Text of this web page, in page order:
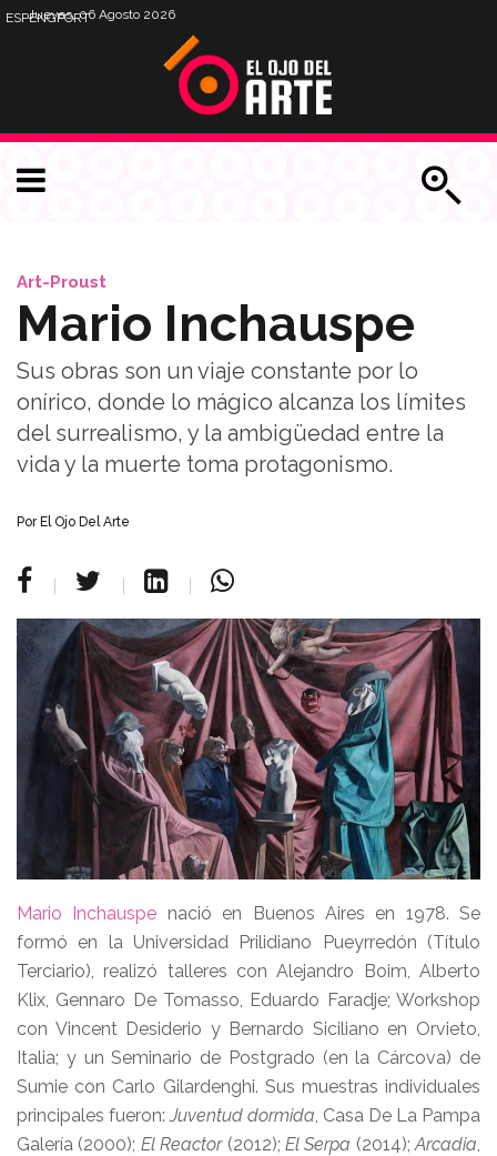
Jueves, 06 Agosto 2026
ESPENGPORT
Art-Proust
Mario Inchauspe
Sus obras son un viaje constante por lo
onírico, donde lo mágico alcanza los límites
del surrealismo, y la ambigüedad entre la
vida y la muerte toma protagonismo.
Por El Ojo Del Arte
Mario Inchauspe nació en Buenos Aires en 1978. Se
formó en la Universidad Prilidiano Pueyrredón (Título
Terciario), realizó talleres con Alejandro Boim, Alberto
Klix, Gennaro De Tomasso, Eduardo Faradje; Workshop
con Vincent Desiderio y Bernardo Siciliano en Orvieto,
Italia; y un Seminario de Postgrado (en la Cárcova) de
Sumie con Carlo Gilardenghi. Sus muestras individuales
principales fueron:Juventud dormida, Casa De La Pampa
Galería (2000); El Reactor(2012); El Serpa (2014);Arcadia,